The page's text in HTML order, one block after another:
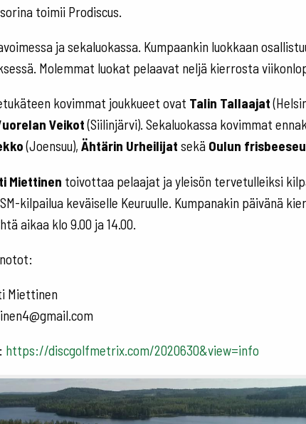
toimii Prodiscus.
ja sekaluokassa. Kumpaankin luokkaan
Molemmat luokat pelaavat neljä kierrosta
kovimmat joukkueet ovat Talin Tallaajat
Veikot(Siilinjärvi). Sekaluokassa kovimmat
(Joensuu), Ähtärin Urheilijat sekä Oulun
Miettinen toivottaa pelaajat ja yleisön tervetulleiksi
kilpailua keväiselle Keuruulle. Kumpanakin päivänä
aikaa klo 9.00 ja 14.00.
Miettinen
https://discgolfmetrix.com/2020630&view=info